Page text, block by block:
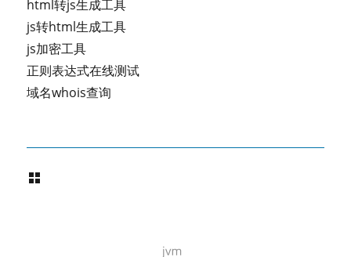
html转js生成工具
js转html生成工具
js加密工具
正则表达式在线测试
域名whois查询